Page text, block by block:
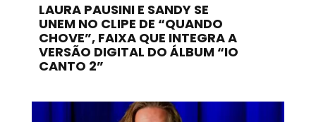
LAURA PAUSINI E SANDY SE
UNEM NO CLIPE DE “QUANDO
CHOVE”, FAIXA QUE INTEGRA A
VERSÃO DIGITAL DO ÁLBUM “IO
CANTO 2”